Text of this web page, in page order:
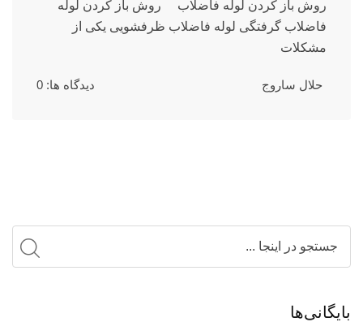
روش باز کردن لوله فاضلاب روش باز کردن لوله
فاضلاب گرفتگی لوله فاضلاب ظرفشویی یکی از
مشکلات
حلال ساروج دیدگاه ها: 0
بایگانی‌ها